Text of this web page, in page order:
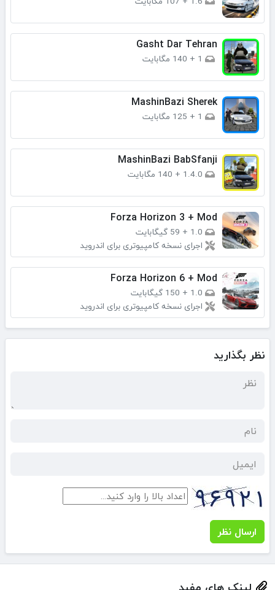
Gasht Dar Tehran
1
+ 140 مگابایت
MashinBazi Sherek
1
+ 125 مگابایت
MashinBazi BabSfanji
1.4.0
+ 140 مگابایت
Forza Horizon 3 + Mod
1.0
+ 59 گیگابایت
اجرای نسخه کامپیوتری برای اندروید
Forza Horizon 6 + Mod
1.0
+ 150 گیگابایت
اجرای نسخه کامپیوتری برای اندروید
نظر بگذارید
ارسال نظر